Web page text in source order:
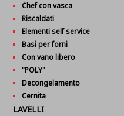
Chef con vasca
Riscaldati
Elementi self service
Basi per forni
Con vano libero
"POLY"
Decongelamento
Cernita
LAVELLI